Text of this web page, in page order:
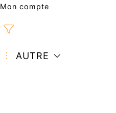
Mon compte
AUTRE